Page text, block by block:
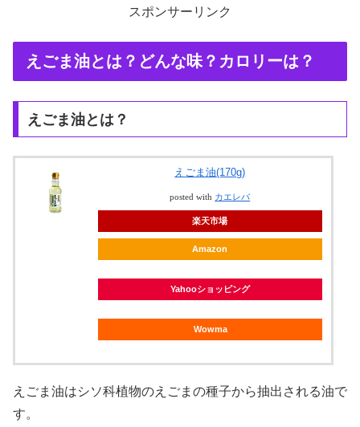
スポンサーリンク
えごま油とは？どんな味？カロリーは？
えごま油とは？
えごま油(170g)
posted with カエレバ
楽天市場
Amazon
Yahooショッピング
Wowma
えごま油はシソ科植物のえごまの種子から抽出される油で
す。